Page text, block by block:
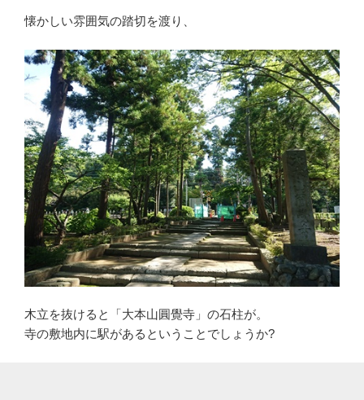
懐かしい雰囲気の踏切を渡り、
木立を抜けると「大本山圓覺寺」の石柱が。
寺の敷地内に駅があるということでしょうか?